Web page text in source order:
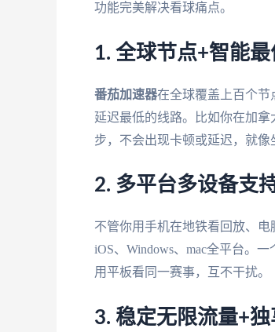
功能完美解决看球痛点。
1. 全球节点+智能
番茄加速器在全球覆盖上百个节
延迟最低的线路。比如你在加
步，不会出现卡顿或延迟，就像
2. 多平台多设备支
不管你用手机在地铁看回放、电
iOS、Windows、mac全平台。
用平板看同一赛事，互不干扰。
3. 稳定无限流量+